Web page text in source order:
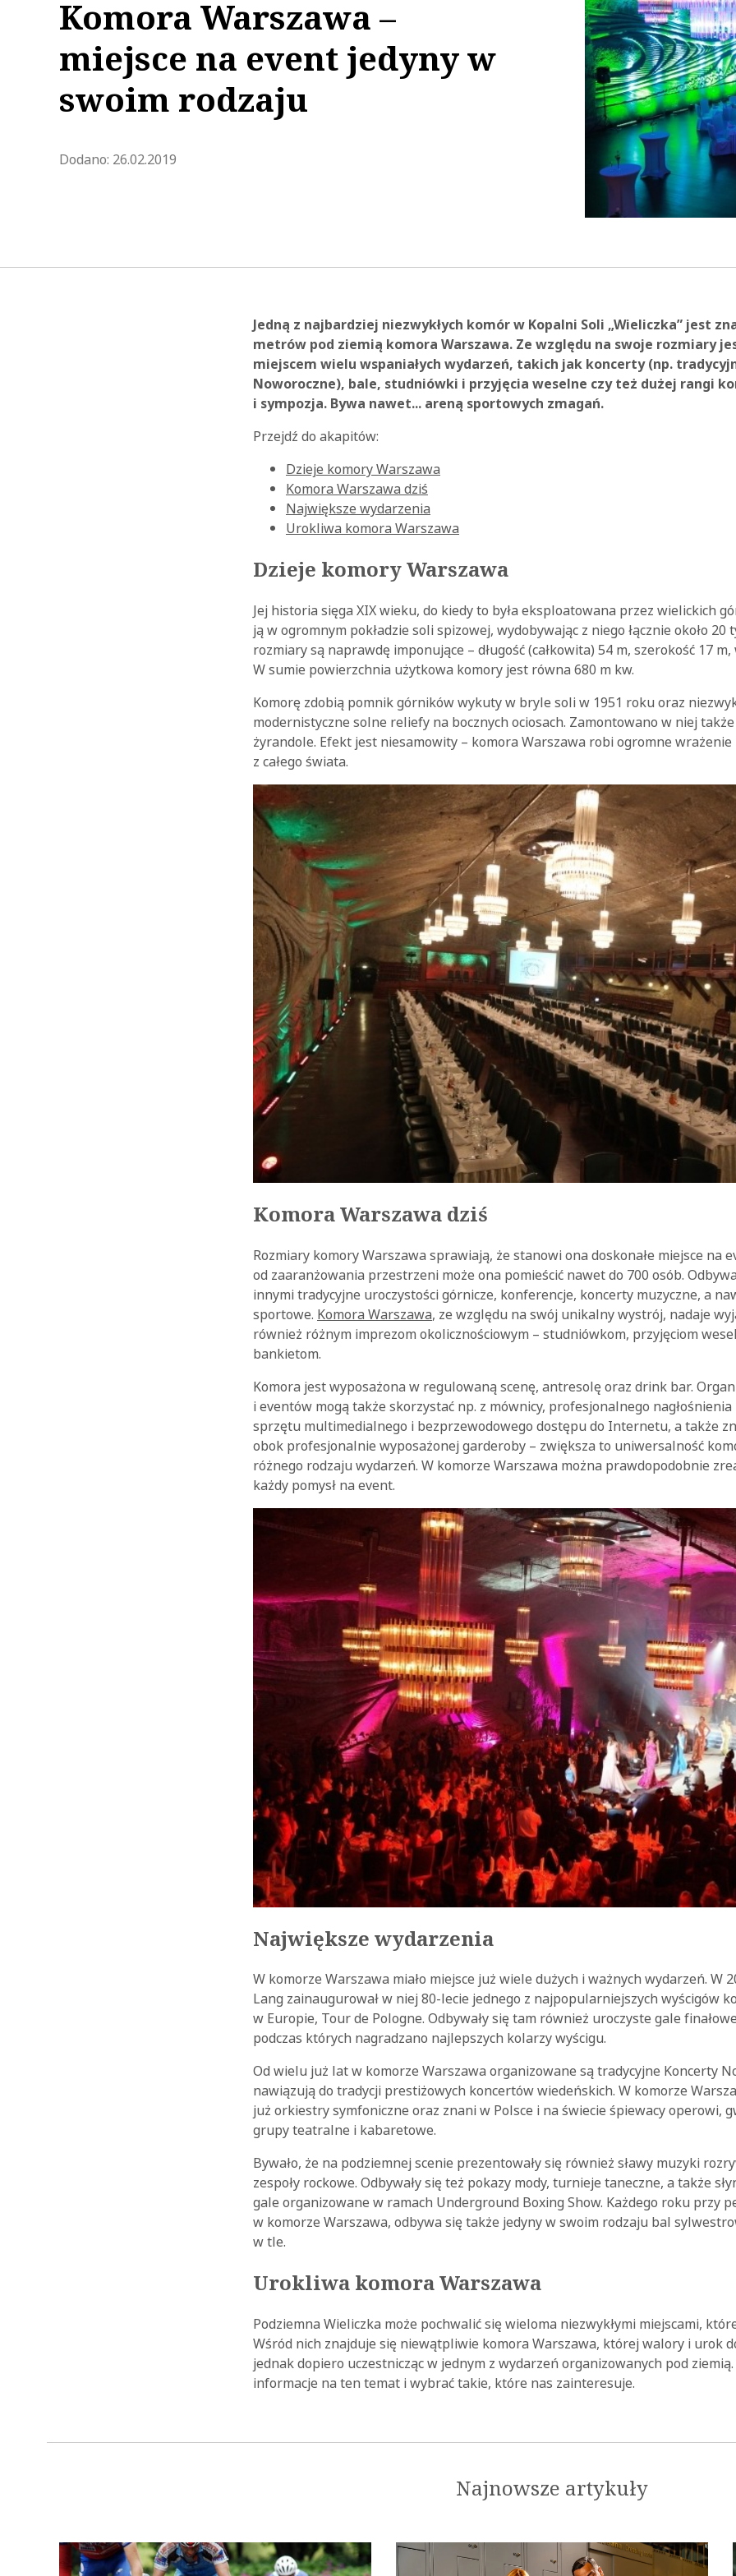
Komora Warszawa –
miejsce na event jedyny w
swoim rodzaju
Dodano: 26.02.2019
Jedną z najbardziej niezwykłych komór w Kopalni Soli „Wieliczka” jest
metrów pod ziemią komora Warszawa. Ze względu na swoje rozmiary
miejscem wielu wspaniałych wydarzeń, takich jak koncerty (np.
Noworoczne), bale, studniówki i przyjęcia weselne czy też dużej rangi
i sympozja. Bywa nawet... areną sportowych zmagań.
Przejdź do akapitów:
Dzieje komory Warszawa
Komora Warszawa dziś
Największe wydarzenia
Urokliwa komora Warszawa
Dzieje komory Warszawa
Jej historia sięga XIX wieku, do kiedy to była eksploatowana przez wielickich
ją w ogromnym pokładzie soli spizowej, wydobywając z niego łącznie około 20
rozmiary są naprawdę imponujące – długość (całkowita) 54 m, szerokość 17 m,
W sumie powierzchnia użytkowa komory jest równa 680 m kw.
Komorę zdobią pomnik górników wykuty w bryle soli w 1951 roku oraz
modernistyczne solne reliefy na bocznych ociosach. Zamontowano w niej
żyrandole. Efekt jest niesamowity – komora Warszawa robi ogromne wrażenie
z całego świata.
Komora Warszawa dziś
Rozmiary komory Warszawa sprawiają, że stanowi ona doskonałe miejsce na
od zaaranżowania przestrzeni może ona pomieścić nawet do 700 osób.
innymi tradycyjne uroczystości górnicze, konferencje, koncerty muzyczne, a
sportowe. Komora Warszawa, ze względu na swój unikalny wystrój, nadaje
również różnym imprezom okolicznościowym – studniówkom, przyjęciom
bankietom.
Komora jest wyposażona w regulowaną scenę, antresolę oraz drink bar.
i eventów mogą także skorzystać np. z mównicy, profesjonalnego
sprzętu multimedialnego i bezprzewodowego dostępu do Internetu, a także
obok profesjonalnie wyposażonej garderoby – zwiększa to uniwersalność
różnego rodzaju wydarzeń. W komorze Warszawa można prawdopodobnie
każdy pomysł na event.
Największe wydarzenia
W komorze Warszawa miało miejsce już wiele dużych i ważnych wydarzeń. W
Lang zainaugurował w niej 80-lecie jednego z najpopularniejszych wyścigów
w Europie, Tour de Pologne. Odbywały się tam również uroczyste gale
podczas których nagradzano najlepszych kolarzy wyścigu.
Od wielu już lat w komorze Warszawa organizowane są tradycyjne Koncerty
nawiązują do tradycji prestiżowych koncertów wiedeńskich. W komorze
już orkiestry symfoniczne oraz znani w Polsce i na świecie śpiewacy operowi,
grupy teatralne i kabaretowe.
Bywało, że na podziemnej scenie prezentowały się również sławy muzyki
zespoły rockowe. Odbywały się też pokazy mody, turnieje taneczne, a także
gale organizowane w ramach Underground Boxing Show. Każdego roku przy
w komorze Warszawa, odbywa się także jedyny w swoim rodzaju bal
w tle.
Urokliwa komora Warszawa
Podziemna Wieliczka może pochwalić się wieloma niezwykłymi miejscami,
Wśród nich znajduje się niewątpliwie komora Warszawa, której walory i urok
jednak dopiero uczestnicząc w jednym z wydarzeń organizowanych pod
informacje na ten temat i wybrać takie, które nas zainteresuje.
Najnowsze artykuły